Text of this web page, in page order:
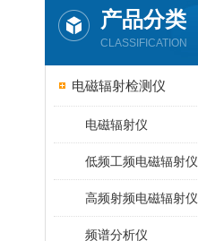
产品分类
CLASSIFICATION
电磁辐射检测仪
电磁辐射仪
低频工频电磁辐射仪
高频射频电磁辐射仪
频谱分析仪